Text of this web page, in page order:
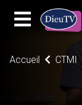
Accueil CTMI